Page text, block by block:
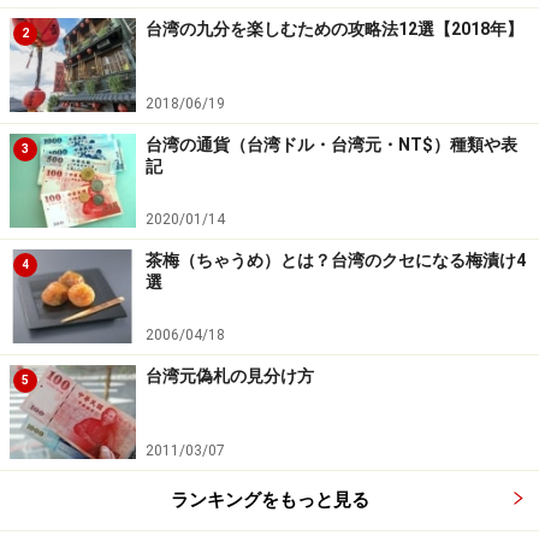
指南宮
台北近郊の、一緒に行くと別れちゃうス
ポットも紹介しておきます。まずは「指南
宮」。理髪業の守り神とされる中国八仙の
ひとり、呂洞賓が祀られている廟。なぜこ
こへ若いカップルが一緒に行くと別れちゃ
うのか。それは、こんな言い伝えがあるか
らです。呂洞賓は、何仙姑という女性に恋
心を抱いてアタックを重ねたものの、彼女
はそのたびに彼を拒否し続けました。呂洞
賓は心を痛めて苦しみます。そして、つい
には彼女を恨むようになりました。で、呂
洞賓がとった行動といえば、ちまたのカッ
プルを見れば行ってこれを引き裂いてめち
ゃめちゃにしていたのです。こんな言い伝
2 台湾の九分を楽しむための攻略法12選【2018年】
2018/06/19
3
台湾の通貨（台湾ドル・台湾元・NT$）種類や表
記
2020/01/14
4
茶梅（ちゃうめ）とは？台湾のクセになる梅漬け4
選
2006/04/18
5 台湾元偽札の見分け方
2011/03/07
ランキングをもっと見る